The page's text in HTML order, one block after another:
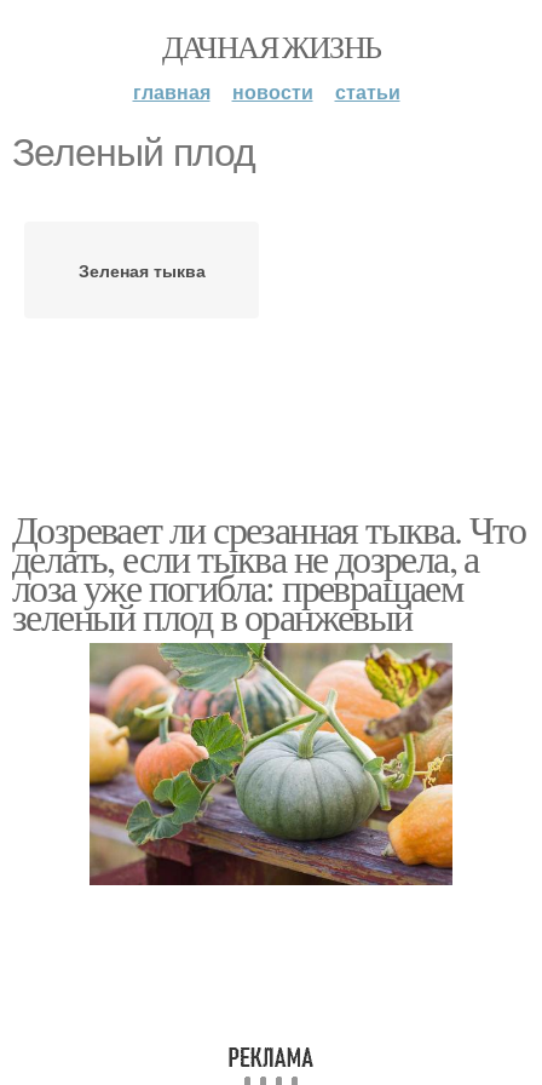
ДАЧНАЯ ЖИЗНЬ
главная новости статьи
Зеленый плод
Зеленая тыква
Дозревает ли срезанная тыква. Что
делать, если тыква не дозрела, а
лоза уже погибла: превращаем
зеленый плод в оранжевый